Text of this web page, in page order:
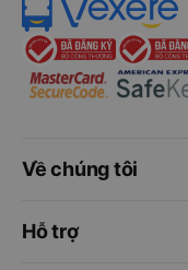
Về chúng tôi
Hỗ trợ